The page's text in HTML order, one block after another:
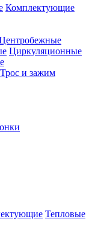
Комплектующие
Циркуляционные
Трос и зажим
Тепловые